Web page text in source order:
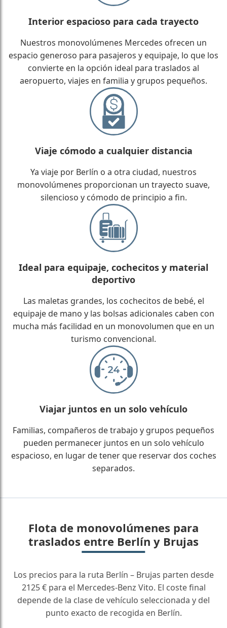
Interior espacioso para cada trayecto
Nuestros monovolúmenes Mercedes ofrecen un
espacio generoso para pasajeros y equipaje, lo que los
convierte en la opción ideal para traslados al
aeropuerto, viajes en familia y grupos pequeños.
Viaje cómodo a cualquier distancia
Ya viaje por Berlín o a otra ciudad, nuestros
monovolúmenes proporcionan un trayecto suave,
silencioso y cómodo de principio a fin.
Ideal para equipaje, cochecitos y material
deportivo
Las maletas grandes, los cochecitos de bebé, el
equipaje de mano y las bolsas adicionales caben con
mucha más facilidad en un monovolumen que en un
turismo convencional.
Viajar juntos en un solo vehículo
Familias, compañeros de trabajo y grupos pequeños
pueden permanecer juntos en un solo vehículo
espacioso, en lugar de tener que reservar dos coches
separados.
Flota de monovolúmenes para
traslados entre Berlín y Brujas
Los precios para la ruta Berlín – Brujas parten desde
2125 € para el Mercedes-Benz Vito. El coste final
depende de la clase de vehículo seleccionada y del
punto exacto de recogida en Berlín.